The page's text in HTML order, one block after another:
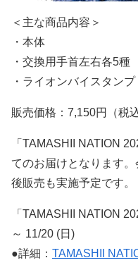
＜主な商品内容＞
・本体
・交換用手首左右各5種
・ライオンバイスタンプ
販売価格：7,150円（税込
「TAMASHII NATION
てのお届けとなります
後販売も実施予定です。
「TAMASHII NATION
～ 11/20 (日)
●詳細： TAMASHII